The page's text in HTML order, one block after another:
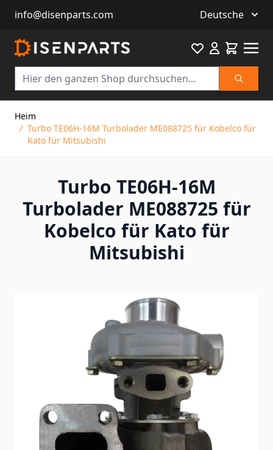
info@disenparts.com Deutsche
Suche
Favourite
Heim
/ Turbo TE06H-16M Turbolader ME088725 für Kobelco für
Kato für Mitsubishi
Turbo TE06H-16M
Turbolader ME088725 für
Kobelco für Kato für
Mitsubishi